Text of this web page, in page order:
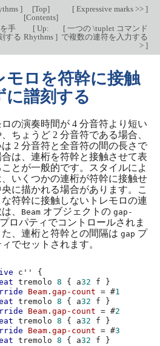
] [Top]
[Contents]
[Expressive marks >> ]
手
する
[Up:
Rhythms]
[一つの \tuplet コマンド
で複数の連符を入力する
> ]
モロを符幹に接触
に譜刻する
ロの演奏時間が 4 分音符より短い
ちょうど 2 分音符である場合、
2 分音符と全音符の間の長さで
合は、連桁を符幹と接触させて表
とが一般的です。スタイルによ
、いくつかの連桁が符幹に接触せ
に描かれる場合があります。こ
符幹に接触しないトレモロの連
、
Beamオブジェクトの gap-
プロパティでコントロールされま
、連桁と符幹との間隔は gap プ
でセットされます。
c''
{
tremolo 8 { a32 f
}
Beam .gap-count = #1
tremolo 8 { a32 f
}
Beam .gap-count = #2
tremolo 8 { a32 f
}
Beam .gap-count = #3
tremolo 8 { a32 f }